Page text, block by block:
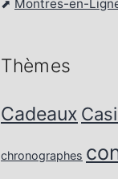
⬈ Montres-en-
Thèmes
Cadeaux
chronographes